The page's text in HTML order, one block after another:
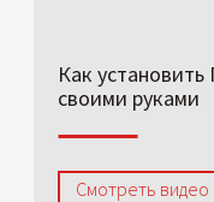
Как
своими руками
Смотреть видео